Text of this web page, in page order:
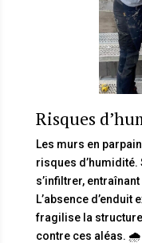
Risques
Les murs en
risques d’humidité.
s’infiltrer,
L’absence d’enduit
fragilise la
contre ces aléas. 🌧️